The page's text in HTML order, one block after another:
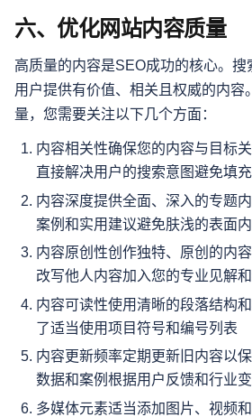
六、优化网站内容质量
高质量的内容是SEO成功的核心。搜
用户提供有价值、相关且权威的内容
量，您需要关注以下几个方面：
内容相关性确保您的内容与目标
直接解决用户的搜索意图避免填
内容深度提供全面、深入的专题
案例和实用建议避免肤浅的表面
内容原创性创作独特、原创的内
改写他人内容加入您的专业见解
内容可读性使用清晰的段落结构
了适当使用项目符号和编号列表
内容更新频率定期更新旧内容以
数据和案例根据用户反馈和行业
多媒体元素适当添加图片、视频